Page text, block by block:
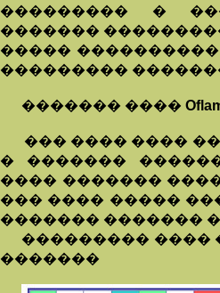
��������� �
�������
����� ����������
���������
������� ����
��� ���� ����
� �������
���� �������
��� ���� �����
������� �������
��������� ����
�������